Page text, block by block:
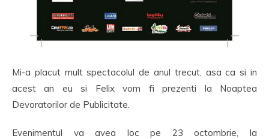
Mi-a placut mult spectacolul de anul trecut, asa ca si in
acest an eu si Felix vom fi prezenti la Noaptea
Devoratorilor de Publicitate.
Evenimentul va avea loc pe 23 octombrie, la